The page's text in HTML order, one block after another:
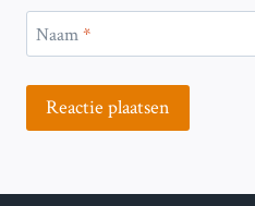
Naam*